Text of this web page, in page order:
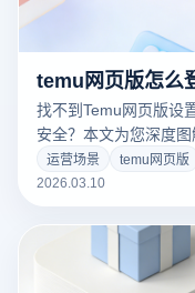
找不到Temu网页版设
安全？本文为您深度
后台设置技巧。结合
电商浏览器实现多账号
技！
运营场景 temu网页版
2026.03.10